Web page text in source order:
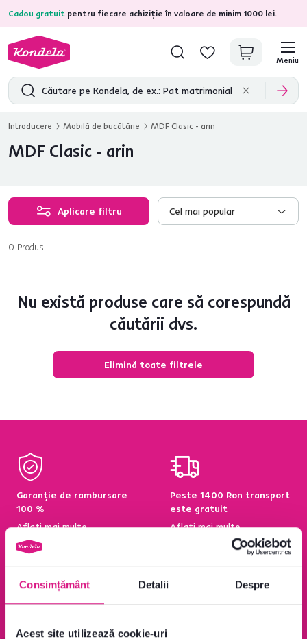
Consimțământ Detalii Despre
Acest site utilizează cookie-uri
Cadou gratuit pentru fiecare achiziție în valoare de minim 1000 lei.
4,7 31.211 recenzii de produs verificate
Meniu
Introducere Mobilă de bucătărie MDF Clasic - arin
MDF Clasic - arin
Aplicare filtru Cel mai popular
0 Produs
Nu există produse care să corespundă
căutării dvs.
Elimină toate filtrele
Garanție de rambursare
100 %
Aflați mai multe
Peste 1400 Ron transport
este gratuit
Aflați mai multe